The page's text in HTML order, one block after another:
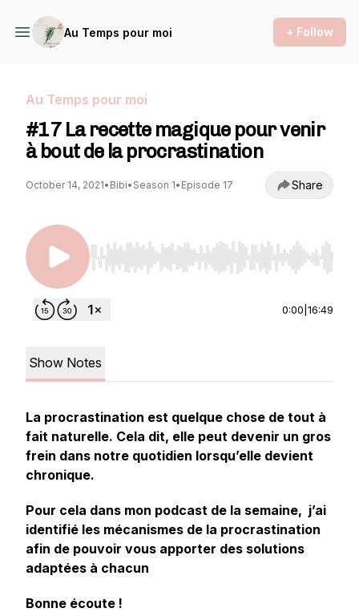
Au Temps pour moi + Follow
Au Temps pour moi
#17 La recette magique pour venir
à bout de la procrastination
October 14, 2021• Bibi• Season 1• Episode 17 Share
Use Left/Right to seek, Home/End to jump to
0:00 16:49
Show Notes
La procrastination est quelque chose de tout à
fait naturelle. Cela dit, elle peut devenir un gros
frein dans notre quotidien lorsqu’elle devient
chronique.
Pour cela dans mon podcast de la semaine, j’ai
identifié les mécanismes de la procrastination
afin de pouvoir vous apporter des solutions
adaptées à chacun
Bonne écoute !